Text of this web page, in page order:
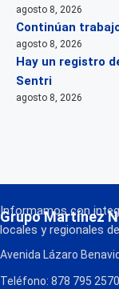
agosto 8, 2026
Continúan
agosto 8, 2026
Hay un registro
Sentri
agosto 8, 2026
Grupo Martínez
Informamos con
locales y regionales
Avenida Lázaro
Teléfono: 878 795 2570